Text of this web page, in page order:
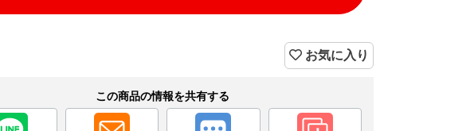
お気に入り
この商品の情報を共有する